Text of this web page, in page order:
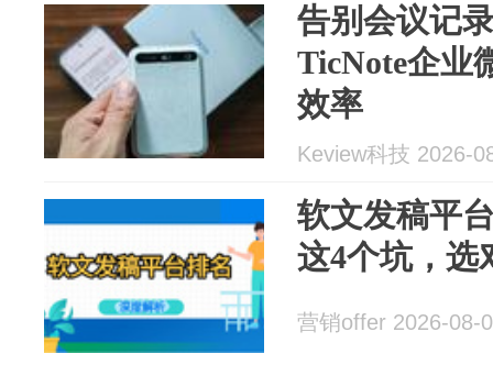
告别会议记
TicNote企业
效率
Keview科技 2026-
软文发稿平
这4个坑，选
营销offer 2026-08-